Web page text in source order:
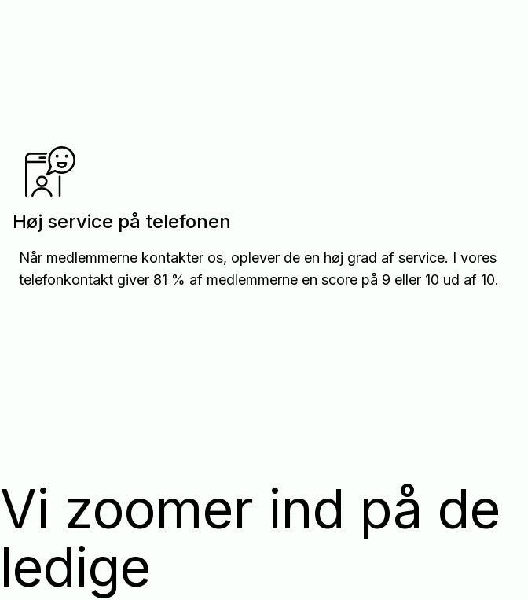
Høj service på telefonen
Når medlemmerne kontakter os, oplever de en høj grad af service. I vores
telefonkontakt giver 81 % af medlemmerne en score på 9 eller 10 ud af 10.
Vi zoomer ind på de
ledige